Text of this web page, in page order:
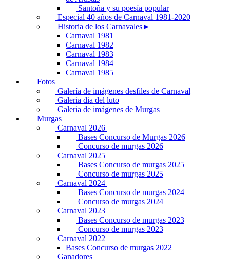
Santoña y su poesía popular
Especial 40 años de Carnaval 1981-2020
Historia de los Carnavales►
Carnaval 1981
Carnaval 1982
Carnaval 1983
Carnaval 1984
Carnaval 1985
Fotos
Galería de imágenes desfiles de Carnaval
Galeria dia del luto
Galeria de imágenes de Murgas
Murgas
Carnaval 2026
Bases Concurso de Murgas 2026
Concurso de murgas 2026
Carnaval 2025
Bases Concurso de murgas 2025
Concurso de murgas 2025
Carnaval 2024
Bases Concurso de murgas 2024
Concurso de murgas 2024
Carnaval 2023
Bases Concurso de murgas 2023
Concurso de murgas 2023
Carnaval 2022
Bases Concurso de murgas 2022
Ganadores